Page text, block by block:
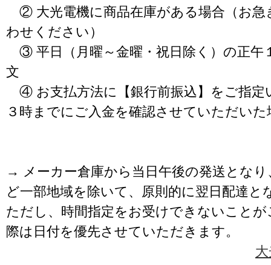
② 大光電機に商品在庫がある場合（お急
わせください）
③ 平日（月曜～金曜・祝日除く）の正午
文
④ お支払方法に【銀行前振込】をご指定
３時までにご入金を確認させていただいた
→ メーカー倉庫から当日午後の発送となり
ど一部地域を除いて、原則的に翌日配達と
ただし、時間指定をお受けできないこと
際は日付を優先させていただきます。